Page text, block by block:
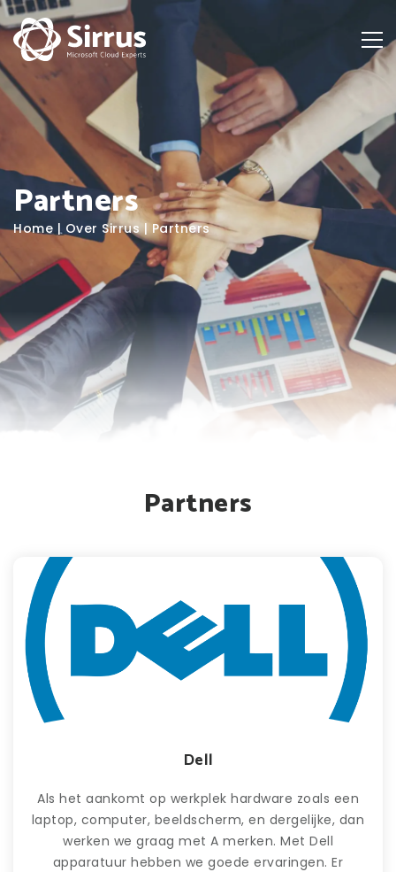
Partners
Home | Over Sirrus| Partners
Partners
Dell
Als het aankomt op werkplek hardware zoals een
laptop, computer, beeldscherm, en dergelijke, dan
werken we graag met A merken. Met Dell
apparatuur hebben we goede ervaringen. Er